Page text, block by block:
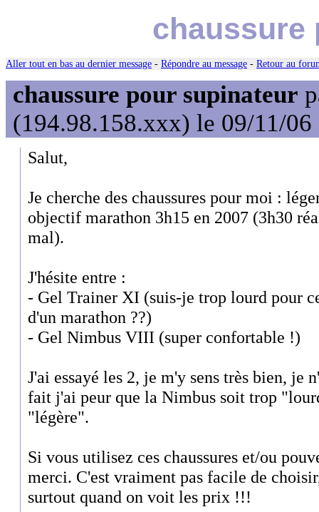
chaussure
Aller tout en bas au dernier message - Répondre au message - Retour au
chaussure pour supinateur
(194.98.158.xxx) le 09/11/06
Salut,
Je cherche des chaussures pour moi :
objectif marathon 3h15 en 2007 (3h30
mal).
J'hésite entre :
- Gel Trainer XI (suis-je trop lourd pour
d'un marathon ??)
- Gel Nimbus VIII (super confortable !)
J'ai essayé les 2, je m'y sens très bien, je
fait j'ai peur que la Nimbus soit trop
"légère".
Si vous utilisez ces chaussures et/ou
merci. C'est vraiment pas facile de
surtout quand on voit les prix !!!